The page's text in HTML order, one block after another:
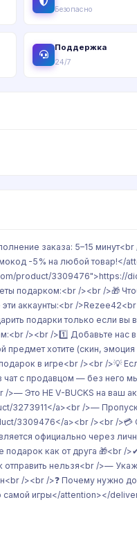
Безопасно
Поддержка
24/7
заказа: 5–15
-5% на любой товар!</
product/3309476">https://
подарком:<br /><br />🎁
аккаунты:<br /
подарки только если вы
/><br />1️⃣ Добавьте нас
хотите (скин,
в игре<br /><br />💡
с продавцом — без него
Это НЕ V-BUCKS на ваш
3273911</a><br />—
3309476</a><br /><br />💳
официально через
как от друга 🎁<br /
нельзя<br />—
/><br />❓ Почему нужно
самой игры</attention></